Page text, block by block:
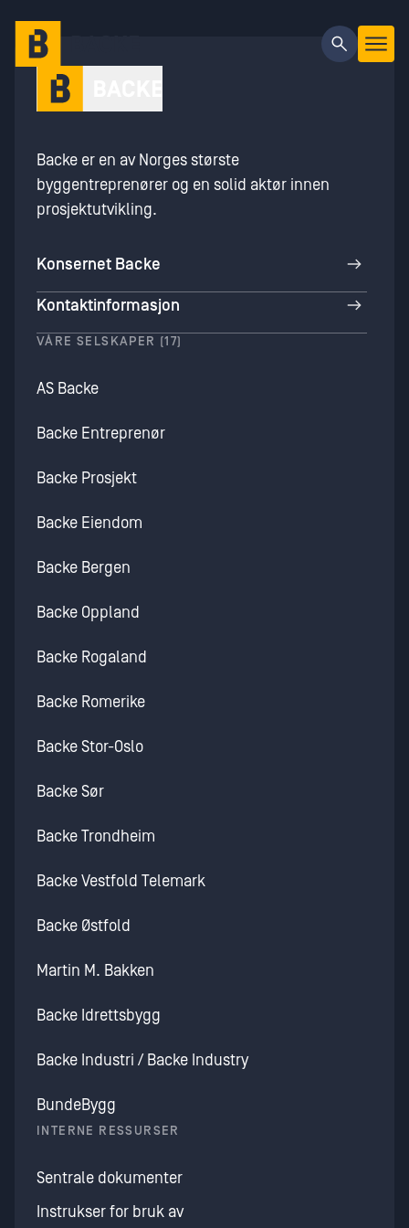
Gå til hovedinnhold
Backe er en av Norges største
byggentreprenører og en solid aktør innen
prosjektutvikling.
Konsernet Backe
Kontaktinformasjon
VÅRE SELSKAPER (17)
AS Backe
Backe Entreprenør
Backe Prosjekt
Backe Eiendom
Backe Bergen
Backe Oppland
Backe Rogaland
Backe Romerike
Backe Stor-Oslo
Backe Sør
Backe Trondheim
Backe Vestfold Telemark
Backe Østfold
Martin M. Bakken
Backe Idrettsbygg
Backe Industri / Backe Industry
BundeBygg
INTERNE RESSURSER
Sentrale dokumenter
Instrukser for bruk av